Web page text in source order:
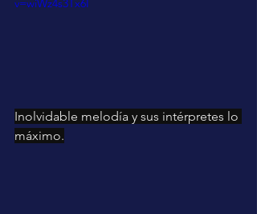
v=wiWz4s3Tx6I
Inolvidable melodía y sus intérpretes lo
máximo.